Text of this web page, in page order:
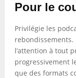
Pour le
Privilégie les
rebondissements.
l’attention à tout
progressivement
que des formats